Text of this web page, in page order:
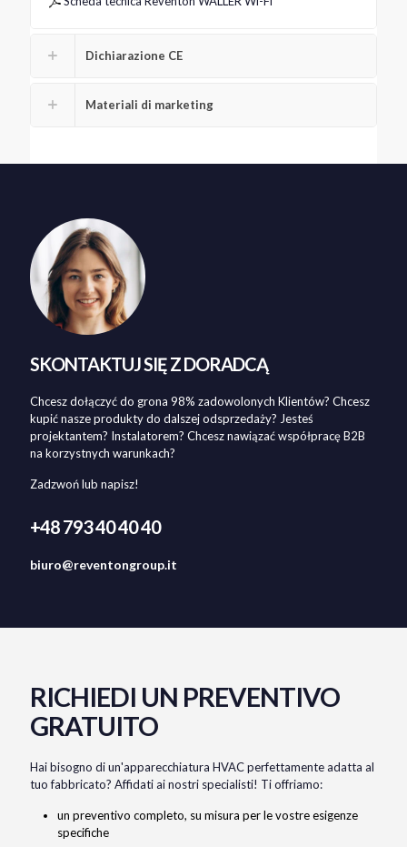
Dichiarazione CE
Materiali di marketing
SKONTAKTUJ SIĘ Z DORADCĄ
Chcesz dołączyć do grona 98% zadowolonych Klientów? Chcesz
kupić nasze produkty do dalszej odsprzedaży? Jesteś
projektantem? Instalatorem? Chcesz nawiązać współpracę B2B
na korzystnych warunkach?
Zadzwoń lub napisz!
+48 793 40 40 40
biuro@reventongroup.it
RICHIEDI UN PREVENTIVO
GRATUITO
Hai bisogno di un'apparecchiatura HVAC perfettamente adatta al
tuo fabbricato? Affidati ai nostri specialisti! Ti offriamo:
un preventivo completo, su misura per le vostre esigenze
specifiche